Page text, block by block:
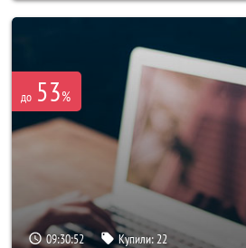
до 53%
09:30:50 Купили:22